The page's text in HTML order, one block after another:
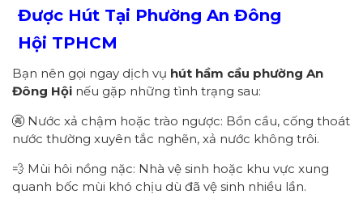
Được Hút Tại Phường An Đông
Hội TPHCM
Bạn nên gọi ngay dịch vụ hút hầm cầu phường An
Đông Hội nếu gặp những tình trạng sau:
🚱 Nước xả chậm hoặc trào ngược: Bồn cầu, cống thoát
nước thường xuyên tắc nghẽn, xả nước không trôi.
💨 Mùi hôi nồng nặc: Nhà vệ sinh hoặc khu vực xung
quanh bốc mùi khó chịu dù đã vệ sinh nhiều lần.